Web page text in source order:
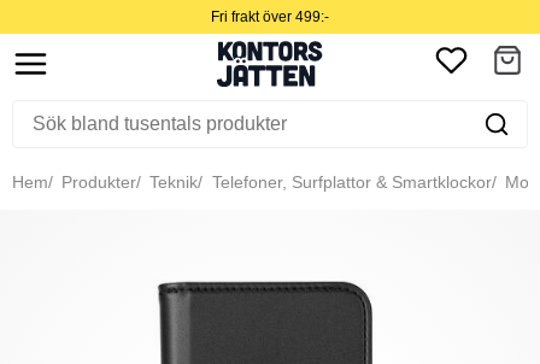
Fri frakt över 499:-
Hem Produkter Teknik Telefoner, Surfplattor & Smartklockor